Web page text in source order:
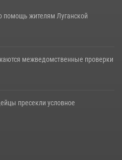
помощь жителям Луганской
межведомственные проверки
пресекли условное